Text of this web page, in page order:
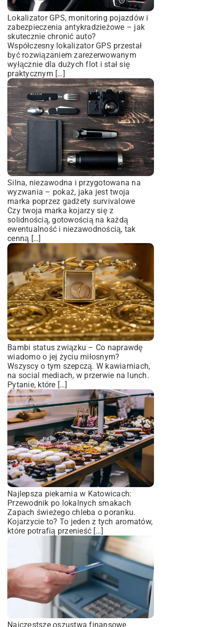
Lokalizator GPS, monitoring pojazdów i
zabezpieczenia antykradzieżowe – jak
skutecznie chronić auto?
Współczesny lokalizator GPS przestał
być rozwiązaniem zarezerwowanym
wyłącznie dla dużych flot i stał się
praktycznym […]
Silna, niezawodna i przygotowana na
wyzwania – pokaż, jaka jest twoja
marka poprzez gadżety survivalowe
Czy twoja marka kojarzy się z
solidnością, gotowością na każdą
ewentualność i niezawodnością, tak
cenną […]
Bambi status związku – Co naprawdę
wiadomo o jej życiu miłosnym?
Wszyscy o tym szepczą. W kawiarniach,
na social mediach, w przerwie na lunch.
Pytanie, które […]
Najlepsza piekarnia w Katowicach:
Przewodnik po lokalnych smakach
Zapach świeżego chleba o poranku.
Kojarzycie to? To jeden z tych aromatów,
które potrafią przenieść […]
Najczęstsze oszustwa finansowe